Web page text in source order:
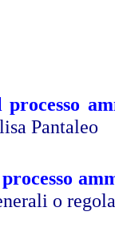
Pantaleo
o